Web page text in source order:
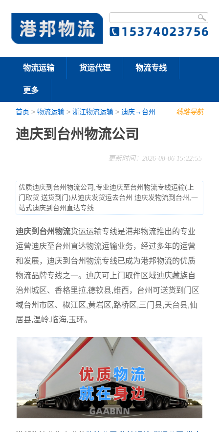
物流运输 货运代理 物流专线
更多
线路导航
首页 >物流运输 >浙江物流运输 >迪庆→台州
迪庆到台州物流公司
更新时间：2026-08-06 15:22:55
优质迪庆到台州物流公司,专业迪庆至台州物流专线运输(上
门取货 送货到门)从迪庆发货运去台州 迪庆发物流到台州,一
站式迪庆到台州直达专线
迪庆到台州物流货运运输专线是港邦物流推出的专业
运营迪庆至台州直达物流运输业务，经过多年的运营
和发展，迪庆到台州物流专线已成为港邦物流的优质
物流品牌专线之一。迪庆可上门取件区域迪庆藏族自
治州城区、香格里拉,德钦县,维西，台州可送货到门区
域台州市区、椒江区,黄岩区,路桥区,三门县,天台县,仙
居县,温岭,临海,玉环。